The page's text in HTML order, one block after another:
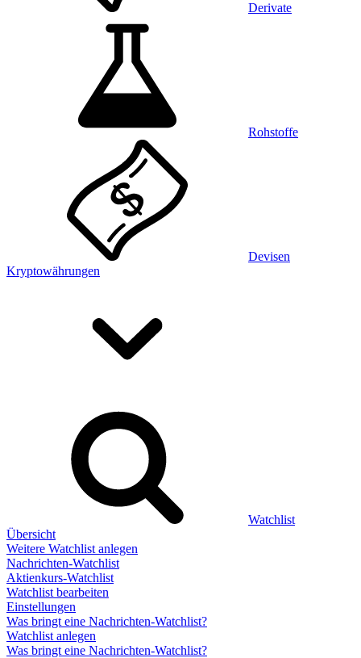
Derivate
Rohstoffe
Devisen
Kryptowährungen
Watchlist
Übersicht
Weitere Watchlist anlegen
Nachrichten-Watchlist
Aktienkurs-Watchlist
Watchlist bearbeiten
Einstellungen
Was bringt eine Nachrichten-Watchlist?
Watchlist anlegen
Was bringt eine Nachrichten-Watchlist?